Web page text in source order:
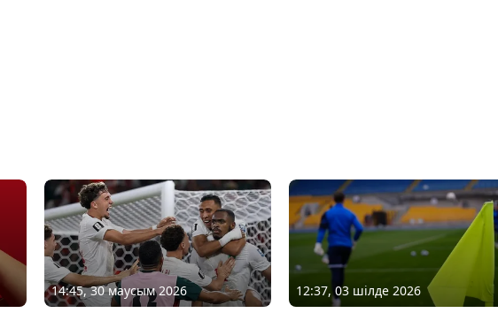
14:45, 30 маусым 2026 12:37, 03 шілде 2026